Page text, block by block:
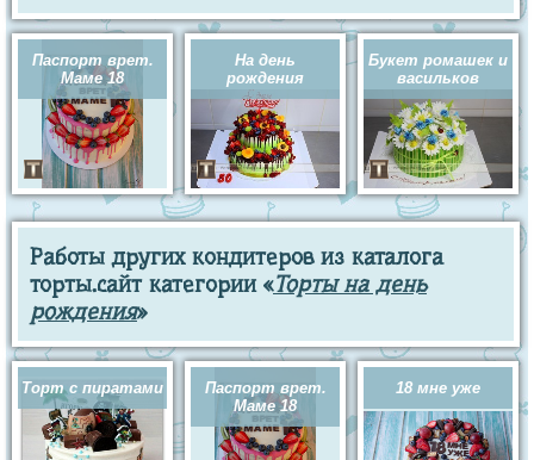
Паспорт врет.
Маме 18
На день
рождения
Букет ромашек и
васильков
Работы других кондитеров из каталога
торты.сайт категории «Торты на день
рождения»
Торт с пиратами
Паспорт врет.
Маме 18
18 мне уже